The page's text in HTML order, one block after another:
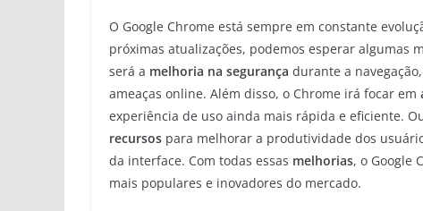
O Google Chrome está sempre em constante
próximas atualizações, podemos esperar algumas
será a melhoria na segurança durante a
ameaças online. Além disso, o Chrome irá focar em
experiência de uso ainda mais rápida e eficiente.
recursos para melhorar a produtividade dos
da interface. Com todas essas melhorias, o Google
mais populares e inovadores do mercado.